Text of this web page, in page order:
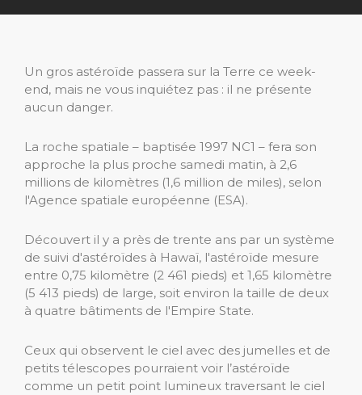
Un gros astéroïde passera sur la Terre ce week-
end, mais ne vous inquiétez pas : il ne présente
aucun danger.
La roche spatiale – baptisée 1997 NC1 – fera son
approche la plus proche samedi matin, à 2,6
millions de kilomètres (1,6 million de miles), selon
l'Agence spatiale européenne (ESA).
Découvert il y a près de trente ans par un système
de suivi d'astéroïdes à Hawaï, l'astéroïde mesure
entre 0,75 kilomètre (2 461 pieds) et 1,65 kilomètre
(5 413 pieds) de large, soit environ la taille de deux
à quatre bâtiments de l'Empire State.
Ceux qui observent le ciel avec des jumelles et de
petits télescopes pourraient voir l’astéroïde
comme un petit point lumineux traversant le ciel